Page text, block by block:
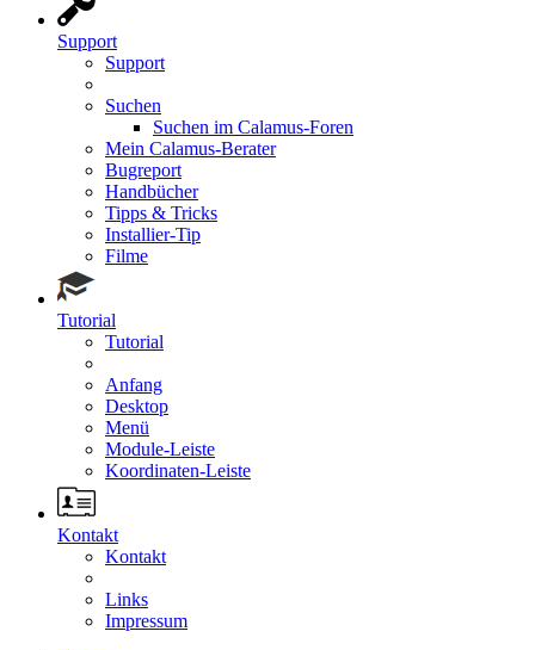
Support
Support
Suchen
Suchen im Calamus-Foren
Mein Calamus-Berater
Bugreport
Handbücher
Tipps & Tricks
Installier-Tip
Filme
Tutorial
Tutorial
Anfang
Desktop
Menü
Module-Leiste
Koordinaten-Leiste
Kontakt
Kontakt
Links
Impressum